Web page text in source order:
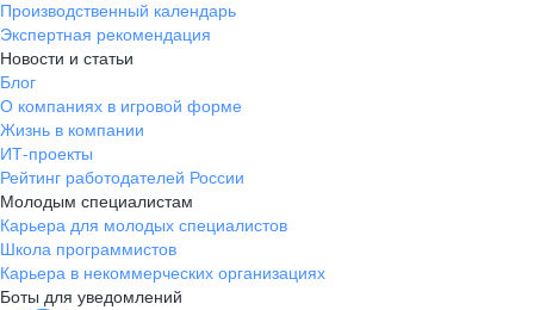
Производственный календарь
Экспертная рекомендация
Новости и статьи
Блог
О компаниях в игровой форме
Жизнь в компании
ИТ-проекты
Рейтинг работодателей России
Молодым специалистам
Карьера для молодых специалистов
Школа программистов
Карьера в некоммерческих организациях
Боты для уведомлений